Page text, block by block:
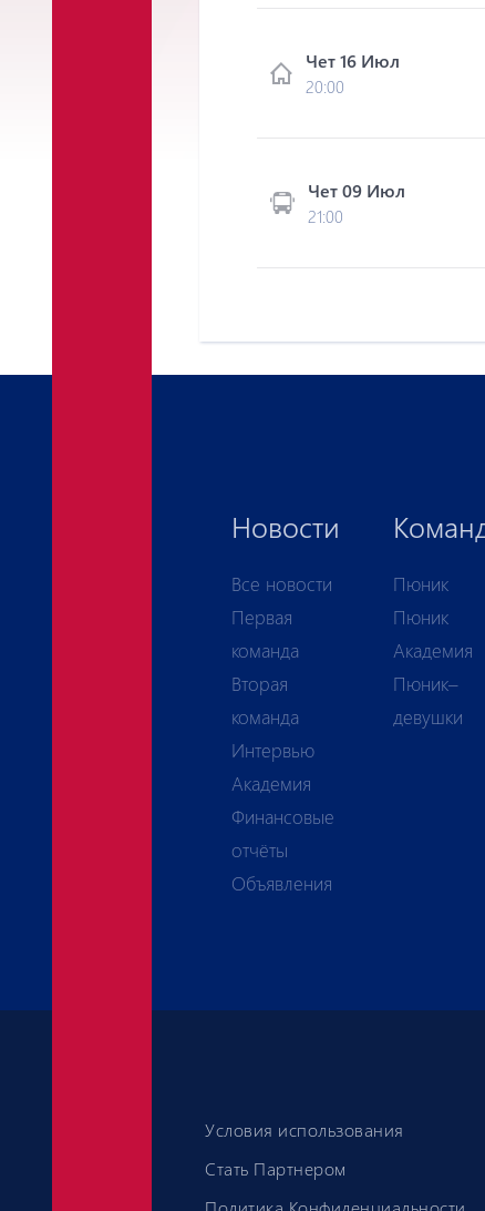
Чет 16 Июл
20:00
Чет 09 Июл
21:00
Новости
Все новости
Первая
команда
Вторая
команда
Интервью
Академия
Финансовые
отчёты
Объявления
Пюник
Пюник
Академия
Пюник–
девушки
Условия использования
Стать Партнером